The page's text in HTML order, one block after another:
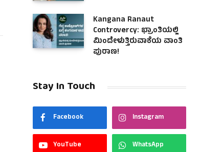
Kangana Ranaut
Controvercy: ಭ್ರಾಂತಿಯಲ್ಲಿ
ಮಿಂದೇಳುತ್ತಿರುವಾಕೆಯ ವಾಂತಿ
ಪುರಾಣ!
Stay In Touch
Facebook Instagram
YouTube WhatsApp